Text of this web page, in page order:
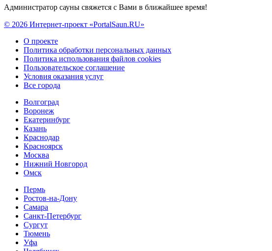
Администратор сауны свяжется с Вами в ближайшее время!
© 2026 Интернет-проект «PortalSaun.RU»
О проекте
Политика обработки персональных данных
Политика использования файлов cookies
Пользовательское соглашение
Условия оказания услуг
Все города
Волгоград
Воронеж
Екатеринбург
Казань
Краснодар
Красноярск
Москва
Нижний Новгород
Омск
Пермь
Ростов-на-Дону
Самара
Санкт-Петербург
Сургут
Тюмень
Уфа